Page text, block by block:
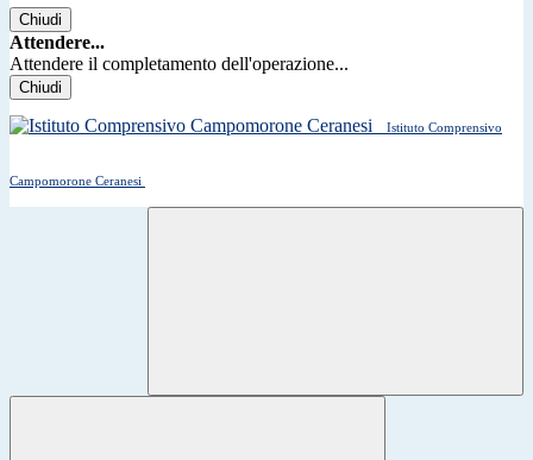
Chiudi
Attendere...
Attendere il completamento dell'operazione...
Chiudi
Istituto Comprensivo
Campomorone Ceranesi